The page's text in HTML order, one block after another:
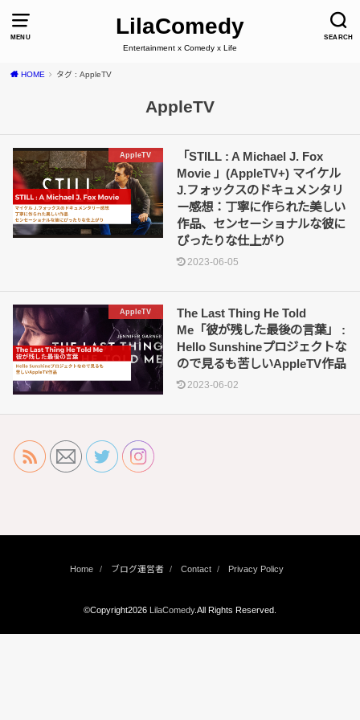
MENU SEARCH
LilaComedy
Entertainment x Comedy x Life
HOME タグ : AppleTV
AppleTV
AppleTV
「STILL : A Michael J. Fox
Movie 」(AppleTV+) マイケル
J.フォックスのドキュメンタリ
ー感想：丁寧に作られた美しい
作品、センセーショナルな彼に
ぴったりな仕上がり
2023-06-05
AppleTV
The Last Thing He Told
Me「彼が残した最後の言葉」 :
Hello Sunshineプロジェクトな
ので見るも苦しいAppleTV作品
2023-06-02
Home ブログ運営者 Contact Privacy Policy
©Copyright2026 LilaComedy.All Rights Reserved.